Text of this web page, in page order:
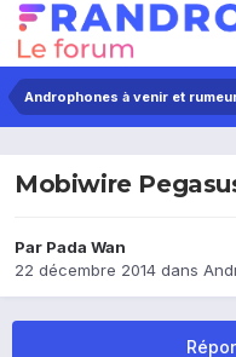
Androphones à venir et
Mobiwire
Par Pada Wan
22 décembre 2014 dans